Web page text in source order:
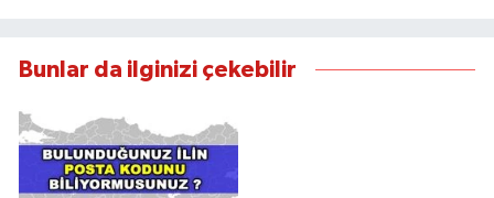
Bunlar da ilginizi çekebilir